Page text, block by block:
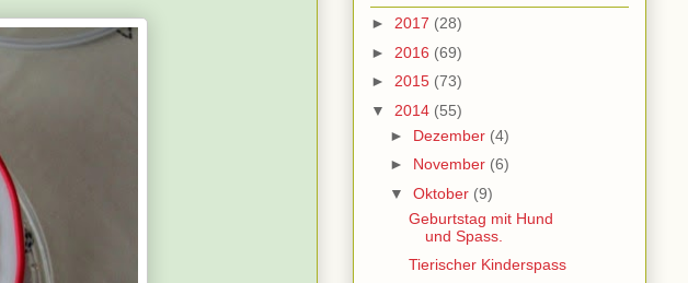
► 2017 (28)
► 2016 (69)
► 2015 (73)
▼ 2014 (55)
► Dezember (4)
► November (6)
▼ Oktober (9)
Geburtstag mit Hund
und Spass.
Tierischer Kinderspass